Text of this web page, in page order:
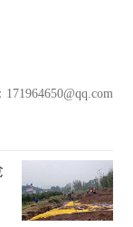
171964650@qq.com